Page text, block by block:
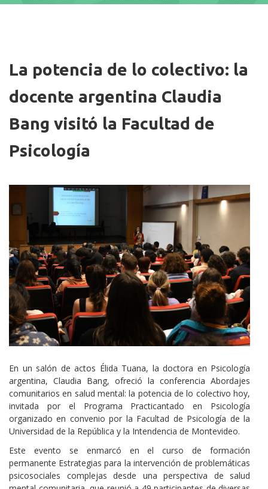
La potencia de lo colectivo: la
docente argentina Claudia
Bang visitó la Facultad de
Psicología
Cuerpo
En un salón de actos Élida Tuana, la doctora en Psicología
argentina, Claudia Bang, ofreció la conferencia Abordajes
comunitarios en salud mental: la potencia de lo colectivo hoy,
invitada por el Programa Practicantado en Psicología
organizado en convenio por la Facultad de Psicología de la
Universidad de la República y la Intendencia de Montevideo.
Este evento se enmarcó en el curso de formación
permanente Estrategias para la intervención de problemáticas
psicosociales complejas desde una perspectiva de salud